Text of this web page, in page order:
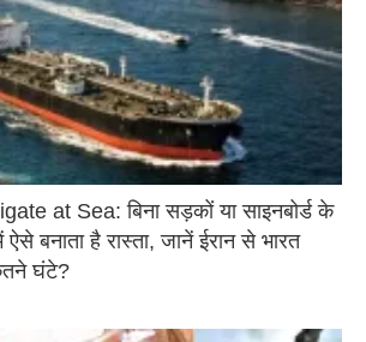
at Sea: बिना सड़कों या साइनबोर्ड के
बनाता है रास्ता, जानें ईरान से भारत
घंटे?